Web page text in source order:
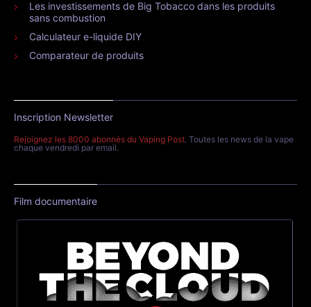
Les investissements de Big Tobacco dans les produits
sans combustion
Calculateur e-liquide DIY
Comparateur de produits
Inscription Newsletter
Rejoignez les 8000 abonnés du Vaping Post. Toutes les news de la vape
chaque vendredi par email.
Film documentaire